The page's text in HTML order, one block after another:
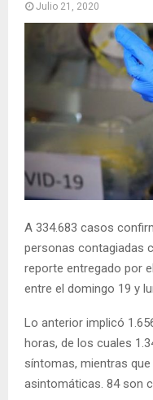
A
M
E
N
U
Julio 21, 2020
A 334.683 casos
personas contagiadas
reporte entregado por
entre el domingo 19 y
Lo anterior implicó
horas, de los cuales
síntomas, mientras
asintomáticas. 84 son